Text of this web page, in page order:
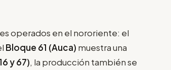
operados en el nororiente: el
Bloque 61 (Auca) muestra una
y 67), la producción también se